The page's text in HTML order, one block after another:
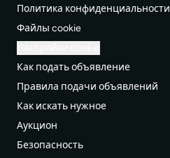
Политика конфиденциальности
Файлы cookie
Как подать объявление
Правила подачи объявлений
Как искать нужное
Аукцион
Безопасность